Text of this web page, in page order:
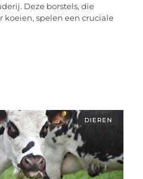
Deze borstels, die
koeien, spelen een cruciale
DIEREN